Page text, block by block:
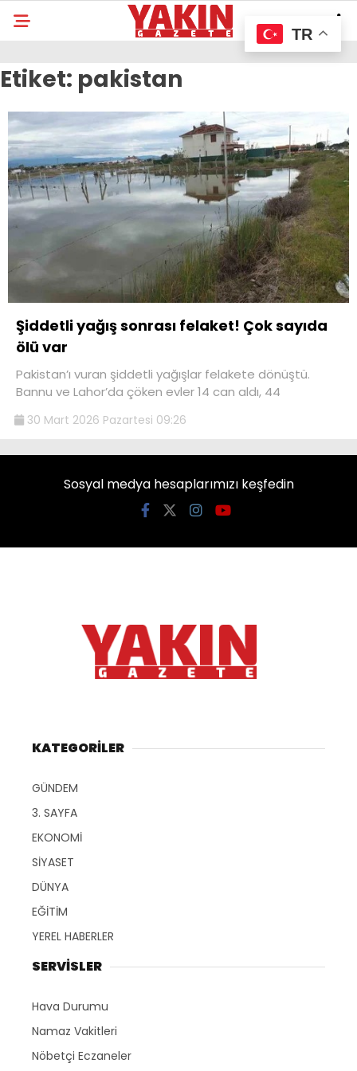
Etiket: pakistan
Şiddetli yağış sonrası felaket! Çok sayıda
ölü var
Pakistan’ı vuran şiddetli yağışlar felakete dönüştü.
Bannu ve Lahor’da çöken evler 14 can aldı, 44
30 Mart 2026 Pazartesi 09:26
Sosyal medya hesaplarımızı keşfedin
KATEGORİLER
GÜNDEM
3. SAYFA
EKONOMİ
SİYASET
DÜNYA
EĞİTİM
YEREL HABERLER
SERVİSLER
Hava Durumu
Namaz Vakitleri
Nöbetçi Eczaneler
TR